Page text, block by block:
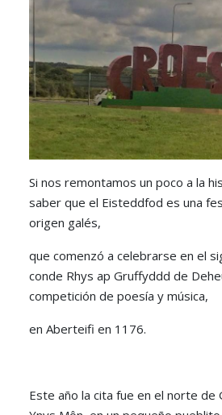
Si nos remontamos un poco a la
saber que el Eisteddfod es una
origen galés,
que comenzó a celebrarse en el
conde Rhys ap Gruffyddd de
competición de poesía y música,
en Aberteifi en 1176.
Este año la cita fue en el norte de